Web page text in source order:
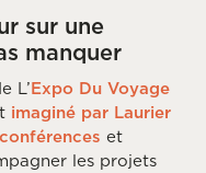
sur une
manquer
L’Expo Du Voyage
imaginé par Laurier
conférences et
les projets